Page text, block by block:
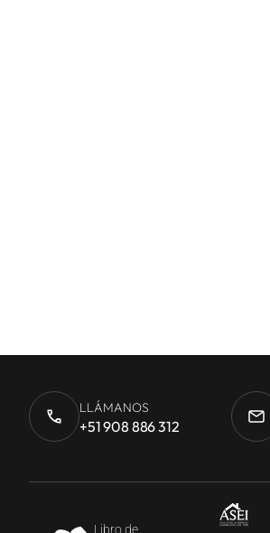
+51 908 886 312
LLÁMANOS
Libro de